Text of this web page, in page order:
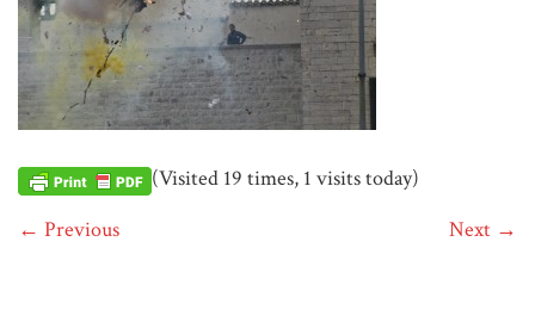
(Visited 19 times, 1 visits today)
← Previous
Next →